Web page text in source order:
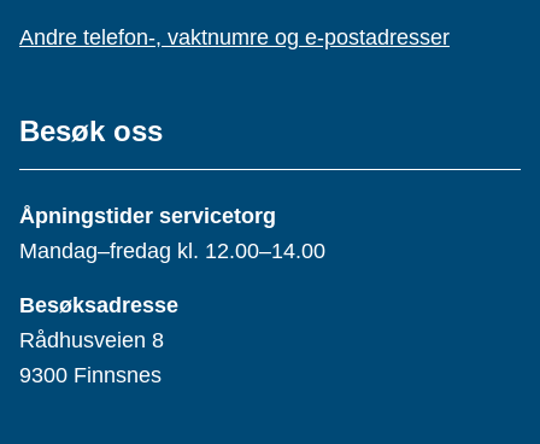
Andre telefon-, vaktnumre og e-postadresser
Besøk oss
Åpningstider servicetorg
Mandag–fredag kl. 12.00–14.00
Besøksadresse
Rådhusveien 8
9300 Finnsnes